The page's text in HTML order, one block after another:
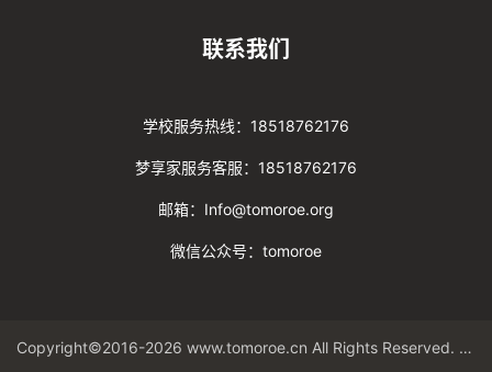
联系我们
学校服务热线：18518762176
梦享家服务客服：18518762176
邮箱：Info@tomoroe.org
微信公众号：tomoroe
Copyright©2016-2026 www.tomoroe.cn All Rights Reserved. 途梦 版权所有